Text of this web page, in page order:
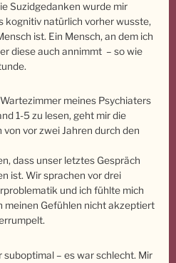
Suzidgedanken wurde mir
kognitiv natürlich vorher wusste,
ist. Ein Mensch, an dem ich
diese auch annimmt – so wie
meines Psychiaters
1-5 zu lesen, geht mir die
vor zwei Jahren durch den
dass unser letztes Gespräch
ist. Wir sprachen vor drei
und ich fühlte mich
meinen Gefühlen nicht akzeptiert
suboptimal – es war schlecht. Mir